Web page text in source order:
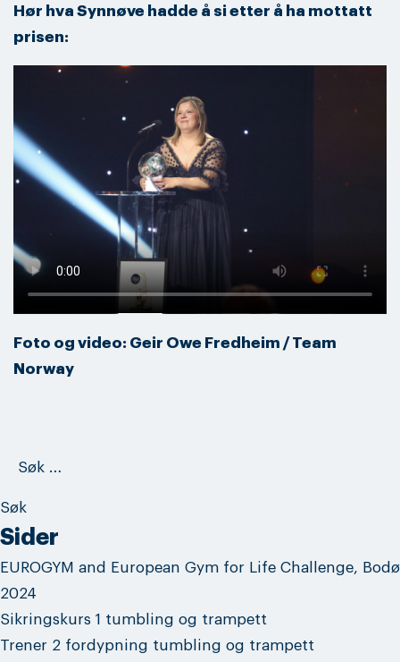
Hør hva Synnøve hadde å si etter å ha mottatt
prisen:
Foto og video: Geir Owe Fredheim / Team
Norway
Sider
EUROGYM and European Gym for Life Challenge, Bodø
2024
Sikringskurs 1 tumbling og trampett
Trener 2 fordypning tumbling og trampett